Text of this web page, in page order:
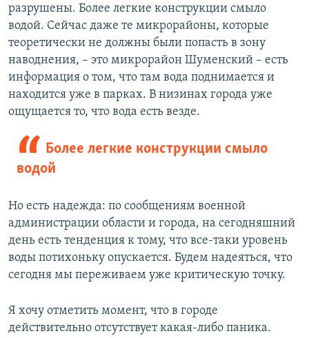
разрушены. Более легкие конструкции смыло
водой. Сейчас даже те микрорайоны, которые
теоретически не должны были попасть в зону
наводнения, – это микрорайон Шуменский – есть
информация о том, что там вода поднимается и
находится уже в парках. В низинах города уже
ощущается то, что вода есть везде.
Более легкие конструкции смыло
водой
Но есть надежда: по сообщениям военной
администрации области и города, на сегодняшний
день есть тенденция к тому, что все-таки уровень
воды потихоньку опускается. Будем надеяться, что
сегодня мы переживаем уже критическую точку.
Я хочу отметить момент, что в городе
действительно отсутствует какая-либо паника.